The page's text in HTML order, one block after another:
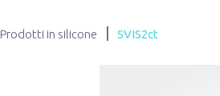
Prodotti in silicone SVIS2ct